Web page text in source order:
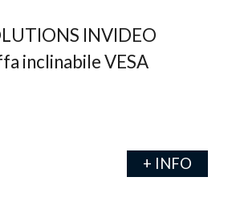
INVIDEO
inclinabile VESA
+ INFO